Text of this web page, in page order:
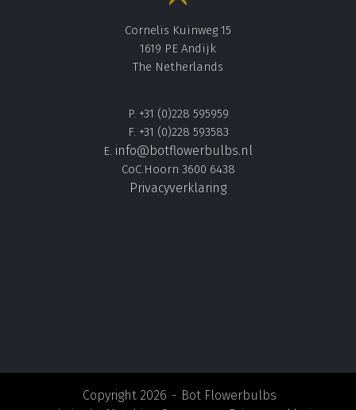
Cornelis Kuinweg 15
1619 PE Andijk
The Netherlands
P. +31 (0)228 595959
F. +31 (0)228 593583
E. info@botflowerbulbs.nl
CoC.Hoorn 3600 6438
Privacyverklaring
Copyright 2026
Bot Flowerbulbs